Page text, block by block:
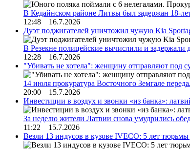
В Кедайнском районе Литвы был задержан 18-
12:48 16.7.2026
Дуэт поджигателей уничтожил чужую Kia
В Резекне полицейские вычислили и
12:28 16.7.2026
"Убивать не хотела": женщину отправляют под
14 июля прокуратура Восточного Земгале
20:00 15.7.2026
Инвестиции в воздух и звонки «из банка»:
За неделю жители Латвии снова умудрились
11:22 15.7.2026
Везли 13 индусов в кузове IVECO: 5 лет тюрьмы